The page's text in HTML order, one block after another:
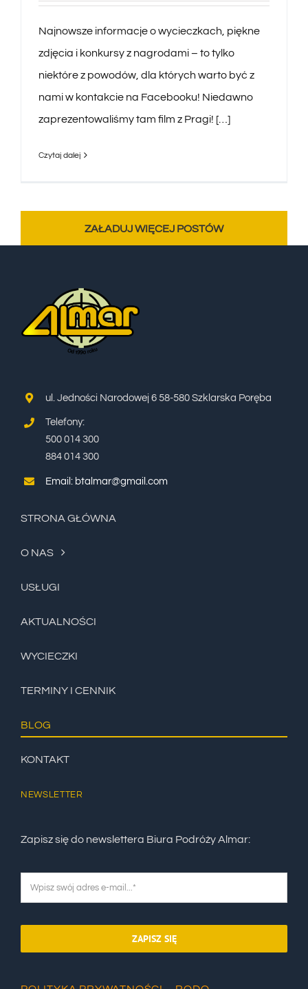
Najnowsze informacje o wycieczkach, piękne
zdjęcia i konkursy z nagrodami – to tylko
niektóre z powodów, dla których warto być z
nami w kontakcie na Facebooku! Niedawno
zaprezentowaliśmy tam film z Pragi! […]
Czytaj dalej
ZAŁADUJ WIĘCEJ POSTÓW
ul. Jedności Narodowej 6 58-580 Szklarska Poręba
Telefony:
500 014 300
884 014 300
Email: btalmar@gmail.com
STRONA GŁÓWNA
O NAS
USŁUGI
AKTUALNOŚCI
WYCIECZKI
TERMINY I CENNIK
BLOG
KONTAKT
NEWSLETTER
Zapisz się do newslettera Biura Podróży Almar:
ZAPISZ SIĘ